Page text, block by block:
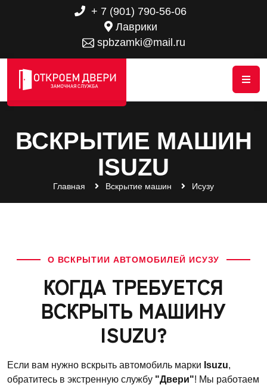
+ 7 (901) 790-56-06
Лаврики
spbzamki@mail.ru
ВСКРЫТИЕ МАШИН
ISUZU
Главная Вскрытие машин Исузу
О ВСКРЫТИИ АВТОМОБИЛЕЙ ИСУЗУ
КОГДА ТРЕБУЕТСЯ
ВСКРЫТЬ МАШИНУ
ISUZU?
Если вам нужно вскрыть автомобиль марки Isuzu,
обратитесь в экстренную службу "Двери"! Мы работаем